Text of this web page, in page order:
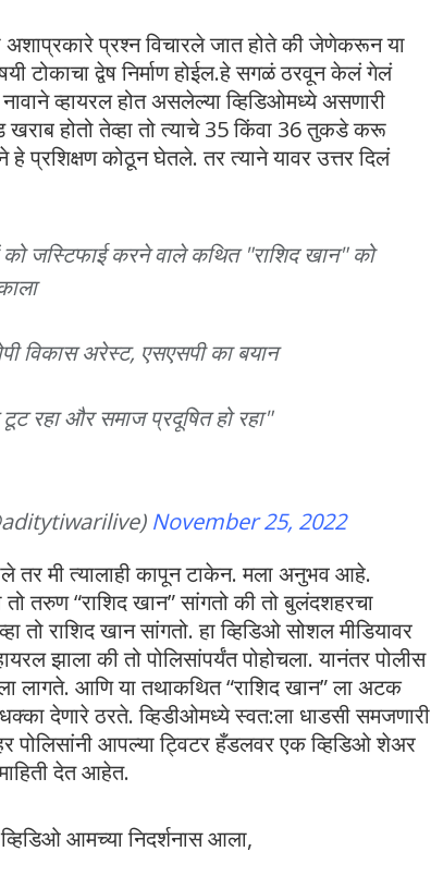
अशाप्रकारे प्रश्न विचारले जात होते की जेणेकरून या
टोकाचा द्वेष निर्माण होईल.हे सगळं ठरवून केलं गेलं
व्हायरल होत असलेल्या व्हिडिओमध्ये असणारी
खराब होतो तेव्हा तो त्याचे 35 किंवा 36 तुकडे करू
हे प्रशिक्षण कोठून घेतले. तर त्याने यावर उत्तर दिलं
को जस्टिफाई करने वाले कथित "राशिद खान" को
विकास अरेस्ट, एसएसपी का बयान
रहा और समाज प्रदूषित हो रहा"
November 25, 2022
तर मी त्यालाही कापून टाकेन. मला अनुभव आहे.
तो तरुण “राशिद खान” सांगतो की तो बुलंदशहरचा
तो राशिद खान सांगतो. हा व्हिडिओ सोशल मीडियावर
झाला की तो पोलिसांपर्यंत पोहोचला. यानंतर पोलीस
लागते. आणि या तथाकथित “राशिद खान” ला अटक
देणारे ठरते. व्हिडीओमध्‍ये स्‍वत:ला धाडसी समजणारी
आपल्या ट्विटर हँडलवर एक व्हिडिओ शेअर
देत ​​आहेत.
आमच्या निदर्शनास आला,